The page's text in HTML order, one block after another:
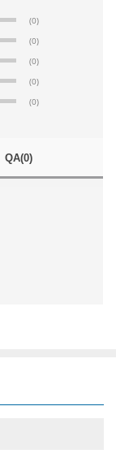
(0)
(0)
(0)
(0)
(0)
QA(0)